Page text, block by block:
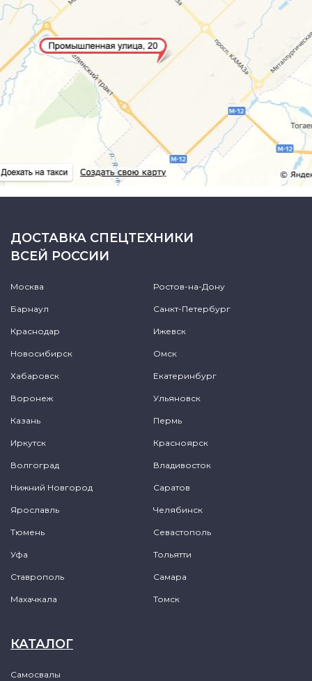
ДОСТАВКА СПЕЦТЕХНИКИ
ВСЕЙ РОССИИ
Москва Ростов-на-Дону
Барнаул Санкт-Петербург
Краснодар Ижевск
Новосибирск Омск
Хабаровск Екатеринбург
Воронеж Ульяновск
Казань Пермь
Иркутск Красноярск
Волгоград Владивосток
Нижний Новгород Саратов
Ярославль Челябинск
Тюмень Севастополь
Уфа Тольятти
Ставрополь Самара
Махачкала Томск
КАТАЛОГ
Самосвалы